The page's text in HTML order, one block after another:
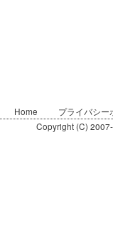
Home
プライバシー
Copyright (C)